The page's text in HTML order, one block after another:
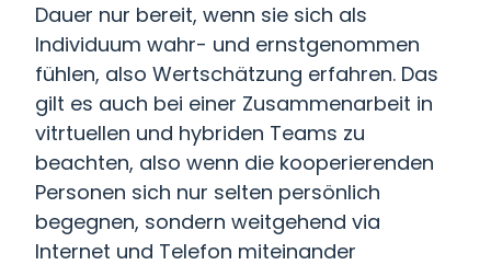
Dauer nur bereit, wenn sie sich als
Individuum wahr- und ernstgenommen
fühlen, also Wertschätzung erfahren. Das
gilt es auch bei einer Zusammenarbeit in
vitrtuellen und hybriden Teams zu
beachten, also wenn die kooperierenden
Personen sich nur selten persönlich
begegnen, sondern weitgehend via
Internet und Telefon miteinander